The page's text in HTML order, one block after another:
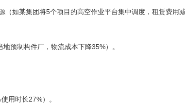
某集团将5个项目的高空作业平台集中调度，租赁费用减
预制构件厂，物流成本下降35%）。
用时长27%）。